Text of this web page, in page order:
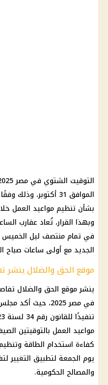
الموافق 31 أكتوبر،
بشأن تنظيم مواعيد العمل
الجديد مع أولى ساعات صباح
موقع الحق والضلال ينشر
ينشر موقع الحق والضلال
في مصر 2025، حيث
مواعيد العمل بالتوقيتين
كفاءة استخدام الطاقة وتنظيم
يوم الجمعة لتطبيق التغيير
والمصالح الحكومية.